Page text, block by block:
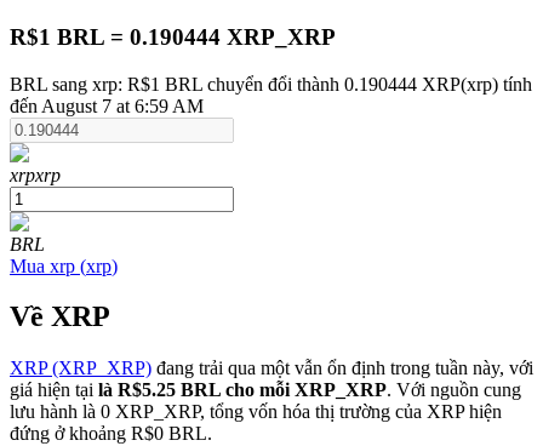
USDT Futures
Futures sử dụng USDT làm tài sản thế chấp
COIN-M Futures
Futures sử dụng token làm tài sản thế chấp
R$1 BRL = 0.190444 XRP_XRP
BRL sang xrp: R$1 BRL chuyển đổi thành 0.190444 XRP(xrp) tính
đến August 7 at 6:59 AM
xrpxrp
BRL
Mua xrp (xrp)
Về XRP
XRP (XRP_XRP) đang trải qua một vẫn ổn định trong tuần này, với
giá hiện tại là R$5.25 BRL cho mỗi XRP_XRP. Với nguồn cung
lưu hành là 0 XRP_XRP, tổng vốn hóa thị trường của XRP hiện
đứng ở khoảng R$0 BRL.